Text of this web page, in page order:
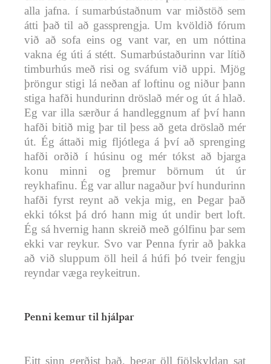
alla jafna. í sumarbústaðnum var miðstöð sem
átti það til að gassprengja. Um kvöldið fórum
við að sofa eins og vant var, en um nóttina
vakna ég úti á stétt. Sumarbústaðurinn var lítið
timburhús með risi og sváfum við uppi. Mjög
þröngur stigi lá neðan af loftinu og niður þann
stiga hafði hundurinn dröslað mér og út á hlað.
Eg var illa særður á handleggnum af því hann
hafði bitið mig þar til þess að geta dröslað mér
út. Ég áttaði mig fljótlega á því að sprenging
hafði orðið í húsinu og mér tókst að bjarga
konu minni og þremur börnum út úr
reykhafinu. Ég var allur nagaður því hundurinn
hafði fyrst reynt að vekja mig, en Þegar það
ekki tókst þá dró hann mig út undir bert loft.
Ég sá hvernig hann skreið með gólfinu þar sem
ekki var reykur. Svo var Penna fyrir að þakka
að við sluppum öll heil á húfi þó tveir fengju
reyndar væga reykeitrun.
Penni kemur til hjálpar
Eitt sinn gerðist það, þegar öll fjölskyldan sat